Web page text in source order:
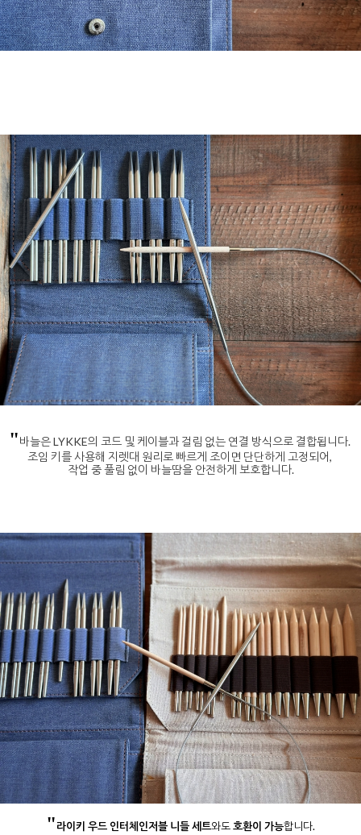
"바늘은 LYKKE의 코드 및 케이블과 걸림 없는 연결 방식으로 결합됩니다.
조임 키를 사용해 지렛대 원리로 빠르게 조이면 단단하게 고정되어,
작업 중 풀림 없이 바늘땀을 안전하게 보호합니다.
"라이키 우드 인터체인저블 니들 세트와도호환이 가능합니다.